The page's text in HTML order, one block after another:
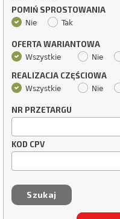
POMIŃ SPROSTOWANIA
Nie Tak
OFERTA WARIANTOWA
Wszystkie Nie
REALIZACJA CZĘŚCIOWA
Wszystkie Nie
NR PRZETARGU
KOD CPV